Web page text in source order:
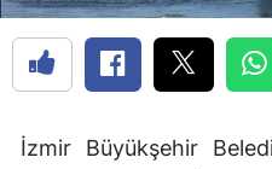
İzmir Büyükşehir